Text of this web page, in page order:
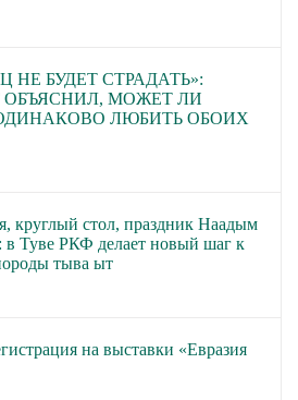
НЕ БУДЕТ СТРАДАТЬ»:
МОЖЕТ ЛИ
ЛЮБИТЬ ОБОИХ
круглый стол, праздник Наадым
в Туве РКФ делает новый шаг к
тыва ыт
на выставки «Евразия